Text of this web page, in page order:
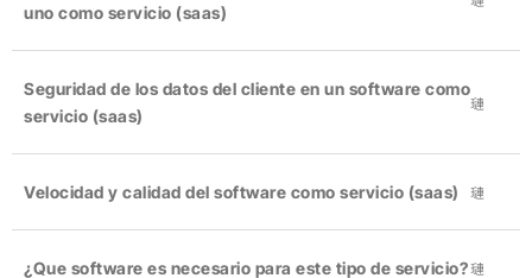
uno como servicio (saas)
Seguridad de los datos del cliente en un software como
servicio (saas)
Velocidad y calidad del software como servicio (saas)
¿Que software es necesario para este tipo de servicio?